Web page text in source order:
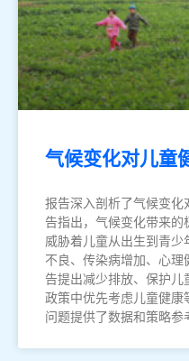
气候变化对儿童
报告深入剖析了气候变
告指出，气候变化带来的
威胁着儿童从出生到青
不良、传染病增加、心
告提出减少排放、保护
政策中优先考虑儿童健
问题提供了数据和策略参